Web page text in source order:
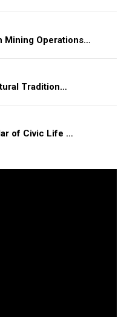
Mining Operations…
Tradition…
of Civic Life …